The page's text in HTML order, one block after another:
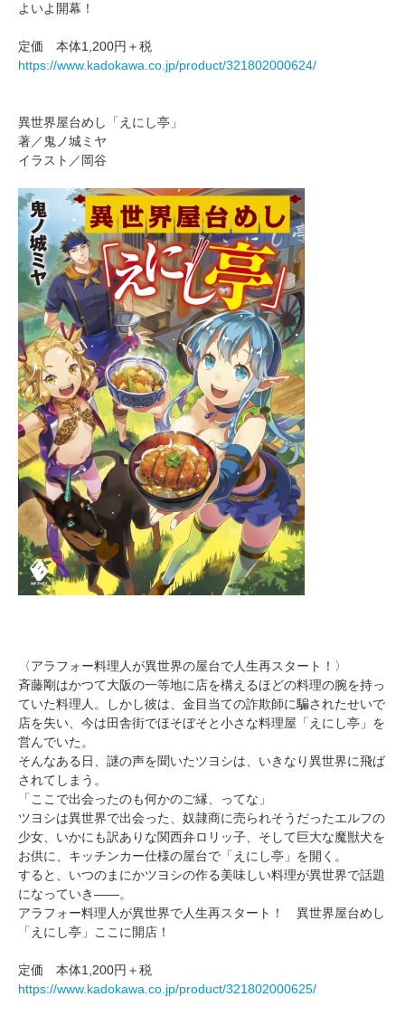
よいよ開幕！
定価 本体1,200円＋税
https://www.kadokawa.co.jp/product/321802000624/
異世界屋台めし「えにし亭」
著／鬼ノ城ミヤ
イラスト／岡谷
〈アラフォー料理人が異世界の屋台で人生再スタート！〉
斉藤剛はかつて大阪の一等地に店を構えるほどの料理の腕を持っ
ていた料理人。しかし彼は、金目当ての詐欺師に騙されたせいで
店を失い、今は田舎街でほそぼそと小さな料理屋「えにし亭」を
営んでいた。
そんなある日、謎の声を聞いたツヨシは、いきなり異世界に飛ば
されてしまう。
「ここで出会ったのも何かのご縁、ってな」
ツヨシは異世界で出会った、奴隷商に売られそうだったエルフの
少女、いかにも訳ありな関西弁ロリッ子、そして巨大な魔獣犬を
お供に、キッチンカー仕様の屋台で「えにし亭」を開く。
すると、いつのまにかツヨシの作る美味しい料理が異世界で話題
になっていき――。
アラフォー料理人が異世界で人生再スタート！ 異世界屋台めし
「えにし亭」ここに開店！
定価 本体1,200円＋税
https://www.kadokawa.co.jp/product/321802000625/